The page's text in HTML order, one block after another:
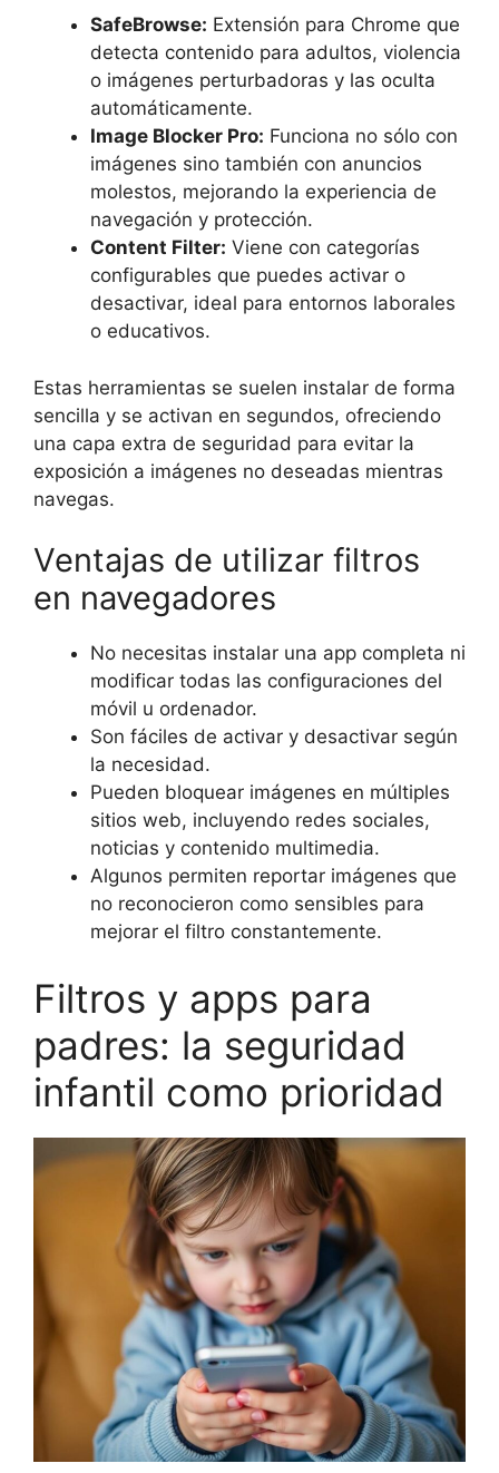
SafeBrowse: Extensión para Chrome que
detecta contenido para adultos, violencia
o imágenes perturbadoras y las oculta
automáticamente.
Image Blocker Pro: Funciona no sólo con
imágenes sino también con anuncios
molestos, mejorando la experiencia de
navegación y protección.
Content Filter: Viene con categorías
configurables que puedes activar o
desactivar, ideal para entornos laborales
o educativos.
Estas herramientas se suelen instalar de forma
sencilla y se activan en segundos, ofreciendo
una capa extra de seguridad para evitar la
exposición a imágenes no deseadas mientras
navegas.
Ventajas de utilizar filtros
en navegadores
No necesitas instalar una app completa ni
modificar todas las configuraciones del
móvil u ordenador.
Son fáciles de activar y desactivar según
la necesidad.
Pueden bloquear imágenes en múltiples
sitios web, incluyendo redes sociales,
noticias y contenido multimedia.
Algunos permiten reportar imágenes que
no reconocieron como sensibles para
mejorar el filtro constantemente.
Filtros y apps para
padres: la seguridad
infantil como prioridad